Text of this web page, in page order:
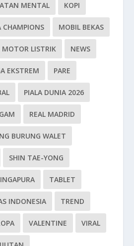
MENTAL KOPI
CHAMPIONS MOBIL BEKAS
MOTOR LISTRIK NEWS
EKSTREM PARE
PIALA DUNIA 2026
REAL MADRID
BURUNG WALET
SHIN TAE-YONG
TABLET
INDONESIA TREND
VALENTINE VIRAL